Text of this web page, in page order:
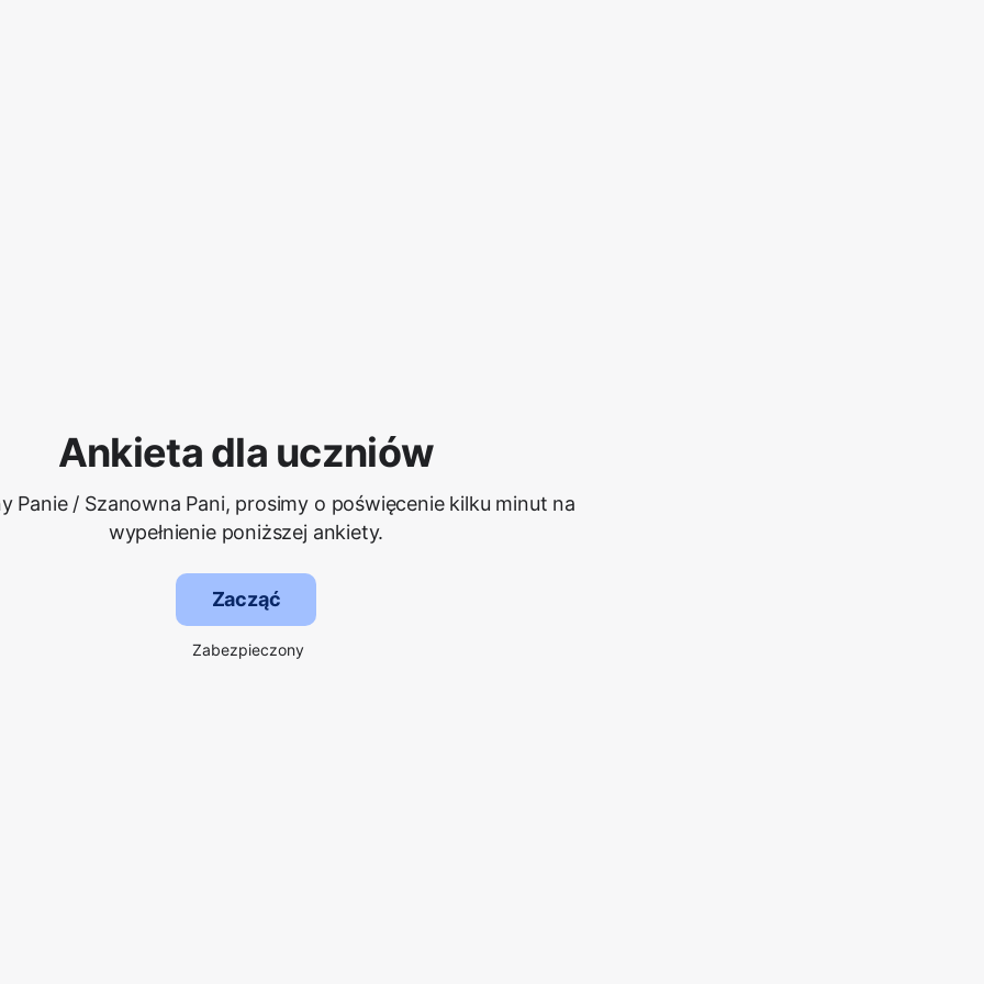
Ankieta dla uczniów
Panie / Szanowna Pani, prosimy o poświęcenie kilku minut na
wypełnienie poniższej ankiety.
Zacząć
Zabezpieczony